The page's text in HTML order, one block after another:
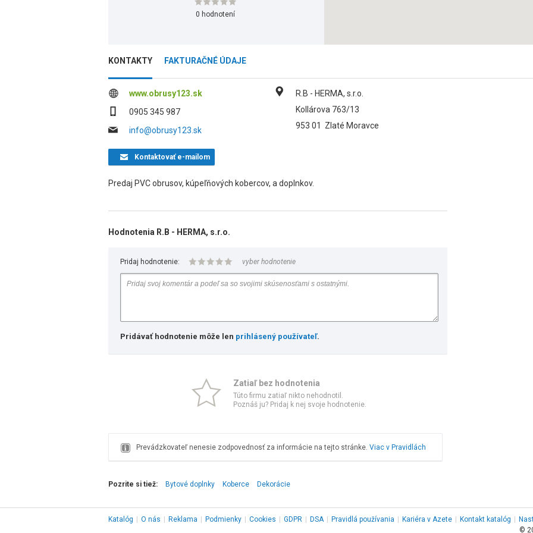
0 hodnotení
KONTAKTY FAKTURAČNÉ ÚDAJE
www.obrusy123.sk
0905 345 987
info@obrusy123.sk
R.B - HERMA, s.r.o.
Kollárova 763/13
953 01
Zlaté Moravce
Kontaktovaťe-mailom
Predaj PVC obrusov, kúpeľňových kobercov, a doplnkov.
Hodnotenia R.B - HERMA, s.r.o.
Pridaj hodnotenie: vyber hodnotenie
Pridávať hodnotenie môže len prihlásený používateľ.
Zatiaľ bez hodnotenia
Túto firmu zatiaľ nikto nehodnotil.
Poznáš ju? Pridaj k nej svoje hodnotenie.
Prevádzkovateľ nenesie zodpovednosť za informácie na tejto stránke. Viac v Pravidlách
Pozrite si tiež: Bytové doplnky Koberce Dekorácie
Katalóg O nás Reklama Podmienky Cookies GDPR DSA Pravidlá používania Kariéra v Azete Kontakt katalóg
©